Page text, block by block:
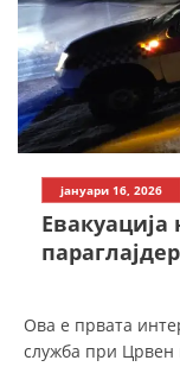
јануари 16, 2026
Евакуација
Ова е првата
служба при Црвен